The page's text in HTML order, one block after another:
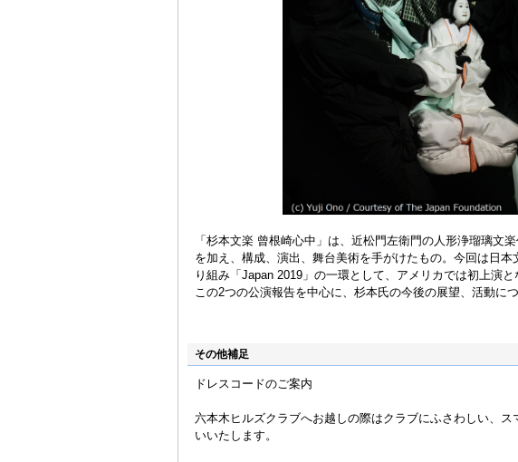
「杉本文楽 曾根崎心中」は、近松門左衛門の人形浄瑠璃文
を加え、構成、演出、舞台美術を手がけたもの。今回は日
り組み「Japan 2019」の一環として、アメリカでは初上演と
この2つの公演報告を中心に、杉本氏の今後の展望、活動に
その他補足
ドレスコードのご案内
六本木ヒルズクラブへお越しの際はクラブにふさわしい、
いいたします。